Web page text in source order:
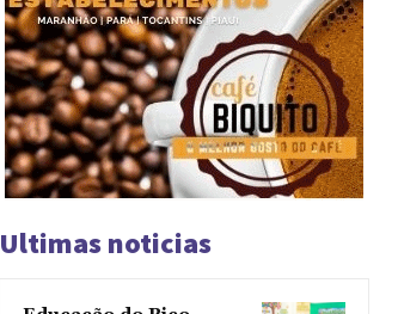
Ultimas noticias